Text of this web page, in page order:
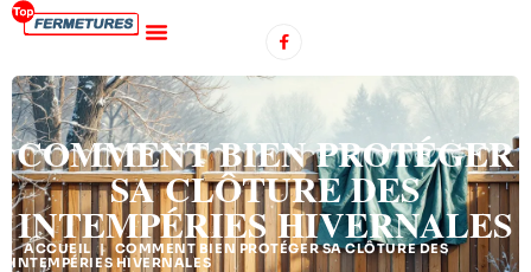
COMMENT BIEN PROTÉGER
SA CLÔTURE DES
INTEMPÉRIES HIVERNALES
ACCUEIL | COMMENT BIEN PROTÉGER SA CLÔTURE DES
INTEMPÉRIES HIVERNALES